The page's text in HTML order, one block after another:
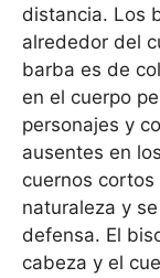
distancia. Los
alrededor del
barba es de
en el cuerpo
personajes y
ausentes en
cuernos
naturaleza y
defensa. El
cabeza y el